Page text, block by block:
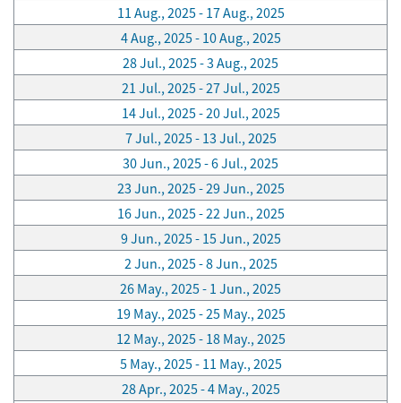
11 Aug., 2025 - 17 Aug., 2025
4 Aug., 2025 - 10 Aug., 2025
28 Jul., 2025 - 3 Aug., 2025
21 Jul., 2025 - 27 Jul., 2025
14 Jul., 2025 - 20 Jul., 2025
7 Jul., 2025 - 13 Jul., 2025
30 Jun., 2025 - 6 Jul., 2025
23 Jun., 2025 - 29 Jun., 2025
16 Jun., 2025 - 22 Jun., 2025
9 Jun., 2025 - 15 Jun., 2025
2 Jun., 2025 - 8 Jun., 2025
26 May., 2025 - 1 Jun., 2025
19 May., 2025 - 25 May., 2025
12 May., 2025 - 18 May., 2025
5 May., 2025 - 11 May., 2025
28 Apr., 2025 - 4 May., 2025